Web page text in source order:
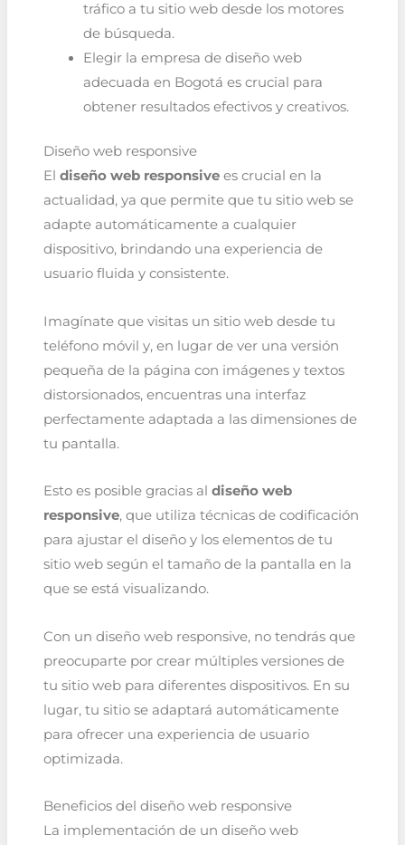
tráfico a tu sitio web desde los motores
de búsqueda.
Elegir la empresa de diseño web
adecuada en Bogotá es crucial para
obtener resultados efectivos y creativos.
Diseño web responsive
El diseño web responsivees crucial en la
actualidad, ya que permite que tu sitio web se
adapte automáticamente a cualquier
dispositivo, brindando una experiencia de
usuario fluida y consistente.
Imagínate que visitas un sitio web desde tu
teléfono móvil y, en lugar de ver una versión
pequeña de la página con imágenes y textos
distorsionados, encuentras una interfaz
perfectamente adaptada a las dimensiones de
tu pantalla.
Esto es posible gracias al diseño web
responsive, que utiliza técnicas de codificación
para ajustar el diseño y los elementos de tu
sitio web según el tamaño de la pantalla en la
que se está visualizando.
Con un diseño web responsive, no tendrás que
preocuparte por crear múltiples versiones de
tu sitio web para diferentes dispositivos. En su
lugar, tu sitio se adaptará automáticamente
para ofrecer una experiencia de usuario
optimizada.
Beneficios del diseño web responsive
La implementación de un diseño web